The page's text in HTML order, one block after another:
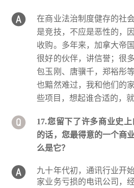
在商业法治制度健存的社
是竞技，不应是恶性的，
收购。多年来，加拿大帝
很好的伙伴，讲信誉；很
包玉刚、唐骥千，郑裕彤
也黯然难过，我和他们的
些项目，想起谁合适的，
17.您留下了许多商业史
的话，您最得意的一个商
么是它？
九十年代初，通讯行业开
家业务亏损的电讯公司，